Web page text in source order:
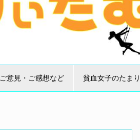
ご意見・ご感想など 貧血女子のたま